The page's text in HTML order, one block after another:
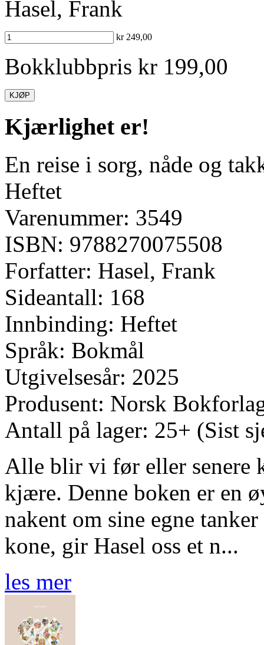
Hasel, Frank
kr 249,00
Bokklubbpris kr 199,00
KJØP
Kjærlighet er!
En reise i sorg, nåde og
Heftet
Varenummer: 3549
ISBN: 9788270075508
Forfatter: Hasel, Frank
Sideantall: 168
Innbinding: Heftet
Språk: Bokmål
Utgivelsesår: 2025
Produsent: Norsk
Antall på lager: 25+ (Sist
Alle blir vi før eller senere
kjære. Denne boken er en
nakent om sine egne
kone, gir Hasel oss et n...
les mer